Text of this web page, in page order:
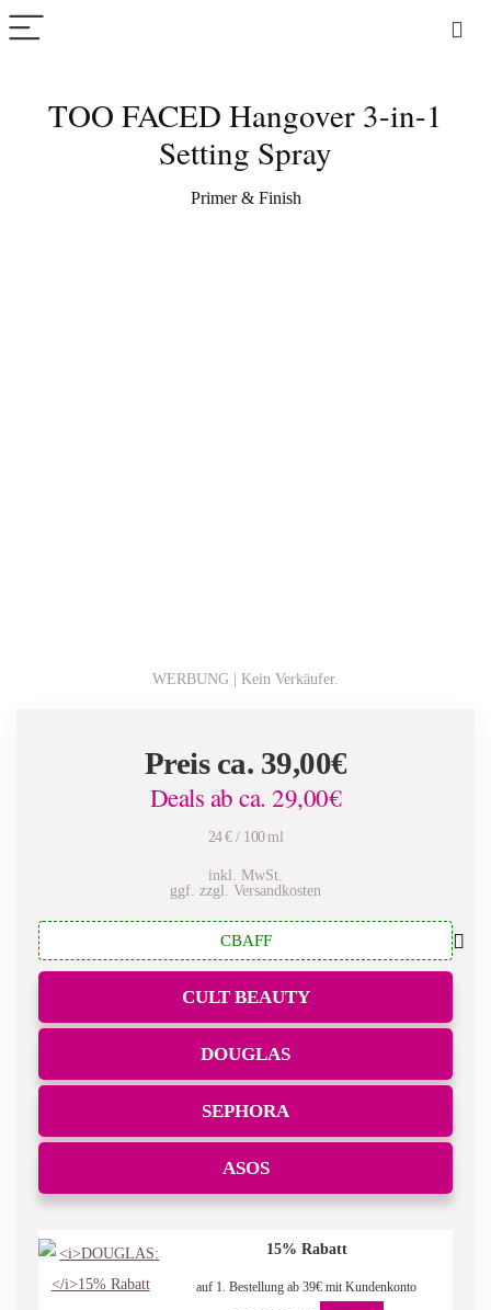
TOO FACED Hangover 3-in-1
Setting Spray
Primer & Finish
WERBUNG | Kein Verkäufer.
Preis ca. 39,00€
Deals ab ca.29,00€
24 € / 100 ml
inkl. MwSt.
ggf. zzgl. Versandkosten
CBAFF
CULT BEAUTY
DOUGLAS
SEPHORA
ASOS
15% Rabatt
auf 1. Bestellung ab 39€ mit Kundenkonto